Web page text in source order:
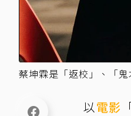
蔡坤霖是「返校」、「
以電影